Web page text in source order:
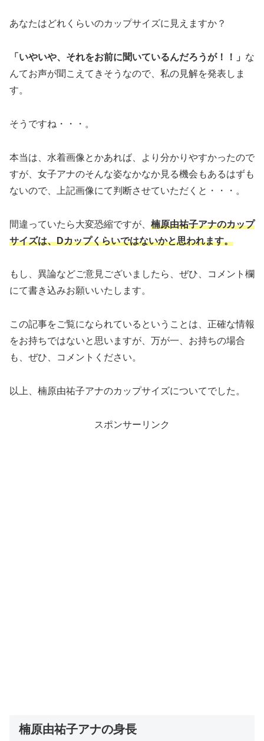
あなたはどれくらいのカップサイズに見えますか？
「いやいや、それをお前に聞いているんだろうが！！」 な
んてお声が聞こえてきそうなので、私の見解を発表しま
す。
そうですね・・・。
本当は、水着画像とかあれば、より分かりやすかったので
すが、女子アナのそんな姿なかなか見る機会もあるはずも
ないので、上記画像にて判断させていただくと・・・。
間違っていたら大変恐縮ですが、 楠原由祐子アナのカップ
サイズは、Dカップくらいではないかと思われます。
もし、異論などご意見ございましたら、ぜひ、コメント欄
にて書き込みお願いいたします。
この記事をご覧になられているということは、正確な情報
をお持ちではないと思いますが、万が一、お持ちの場合
も、ぜひ、コメントください。
以上、楠原由祐子アナのカップサイズについてでした。
スポンサーリンク
楠原由祐子アナの身長